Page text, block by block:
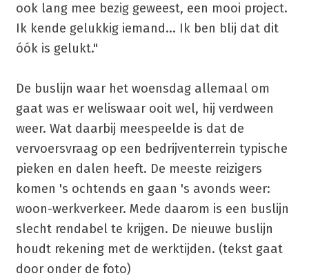
ook lang mee bezig geweest, een mooi project.
Ik kende gelukkig iemand... Ik ben blij dat dit
óók is gelukt."
De buslijn waar het woensdag allemaal om
gaat was er weliswaar ooit wel, hij verdween
weer. Wat daarbij meespeelde is dat de
vervoersvraag op een bedrijventerrein typische
pieken en dalen heeft. De meeste reizigers
komen 's ochtends en gaan 's avonds weer:
woon-werkverkeer. Mede daarom is een buslijn
slecht rendabel te krijgen. De nieuwe buslijn
houdt rekening met de werktijden. (tekst gaat
door onder de foto)